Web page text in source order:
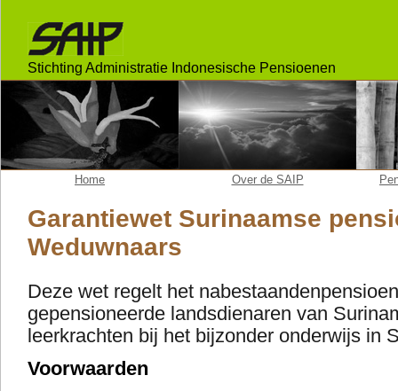
Stichting Administratie Indonesische Pensioenen
Home Over de SAIP
Garantiewet Surinaamse
Weduwnaars
Deze wet regelt het
gepensioneerde landsdienaren van
leerkrachten bij het bijzonder onderwijs in
Voorwaarden